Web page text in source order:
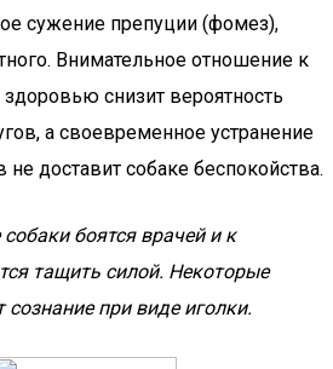
сужение препуции (фомез),
Внимательное отношение к
снизит вероятность
а своевременное устранение
доставит собаке беспокойства.
боятся врачей и к
тащить силой. Некоторые
при виде иголки.